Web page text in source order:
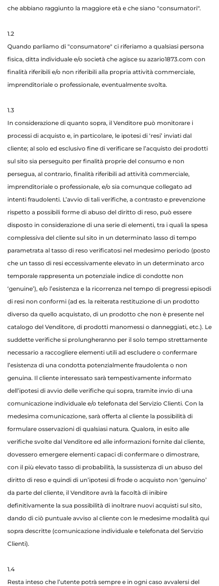
che abbiano raggiunto la maggiore età e che siano "consumatori".
1.2
Quando parliamo di "consumatore" ci riferiamo a qualsiasi persona
fisica, ditta individuale e/o società che agisce su azario1873.com con
finalità riferibili e/o non riferibili alla propria attività commerciale,
imprenditoriale o professionale, eventualmente svolta.
1.3
In considerazione di quanto sopra, il Venditore può monitorare i
processi di acquisto e, in particolare, le ipotesi di ‘resi’ inviati dal
cliente; al solo ed esclusivo fine di verificare se l’acquisto dei prodotti
sul sito sia perseguito per finalità proprie del consumo e non
persegua, al contrario, finalità riferibili ad attività commerciale,
imprenditoriale o professionale, e/o sia comunque collegato ad
intenti fraudolenti. L’avvio di tali verifiche, a contrasto e prevenzione
rispetto a possibili forme di abuso del diritto di reso, può essere
disposto in considerazione di una serie di elementi, tra i quali la spesa
complessiva del cliente sul sito in un determinato lasso di tempo
parametrata al tasso di reso verificatosi nel medesimo periodo (posto
che un tasso di resi eccessivamente elevato in un determinato arco
temporale rappresenta un potenziale indice di condotte non
‘genuine’), e/o l’esistenza e la ricorrenza nel tempo di pregressi episodi
di resi non conformi (ad es. la reiterata restituzione di un prodotto
diverso da quello acquistato, di un prodotto che non è presente nel
catalogo del Venditore, di prodotti manomessi o danneggiati, etc.). Le
suddette verifiche si prolungheranno per il solo tempo strettamente
necessario a raccogliere elementi utili ad escludere o confermare
l’esistenza di una condotta potenzialmente fraudolenta o non
genuina. Il cliente interessato sarà tempestivamente informato
dell’ipotesi di avvio delle verifiche qui sopra, tramite invio di una
comunicazione individuale e/o telefonata del Servizio Clienti. Con la
medesima comunicazione, sarà offerta al cliente la possibilità di
formulare osservazioni di qualsiasi natura. Qualora, in esito alle
verifiche svolte dal Venditore ed alle informazioni fornite dal cliente,
dovessero emergere elementi capaci di confermare o dimostrare,
con il più elevato tasso di probabilità, la sussistenza di un abuso del
diritto di reso e quindi di un’ipotesi di frode o acquisto non ‘genuino’
da parte del cliente, il Venditore avrà la facoltà di inibire
definitivamente la sua possibilità di inoltrare nuovi acquisti sul sito,
dando di ciò puntuale avviso al cliente con le medesime modalità qui
sopra descritte (comunicazione individuale e telefonata del Servizio
Clienti).
1.4
Resta inteso che l’utente potrà sempre e in ogni caso avvalersi del